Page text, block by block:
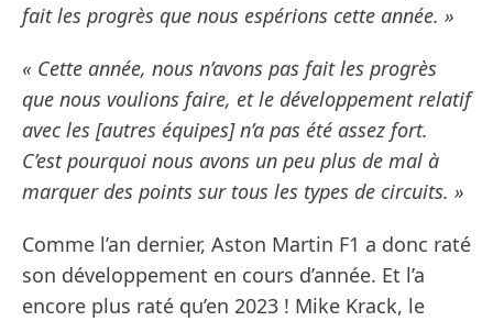
fait les progrès que nous espérions cette année. »
« Cette année, nous n’avons pas fait les progrès
que nous voulions faire, et le développement relatif
avec les [autres équipes] n’a pas été assez fort.
C’est pourquoi nous avons un peu plus de mal à
marquer des points sur tous les types de circuits. »
Comme l’an dernier, Aston Martin F1 a donc raté
son développement en cours d’année. Et l’a
encore plus raté qu’en 2023 ! Mike Krack, le